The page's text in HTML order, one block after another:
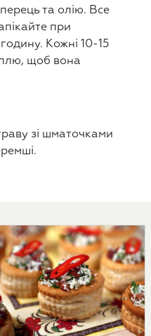
та олію. Все
при
Кожні 10-15
щоб вона
зі шматочками